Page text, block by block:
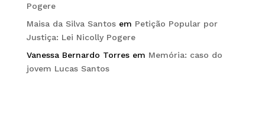
Pogere
Maisa da Silva Santosem Petição Popular por
Justiça: Lei Nicolly Pogere
Vanessa Bernardo Torresem Memória: caso do
jovem Lucas Santos